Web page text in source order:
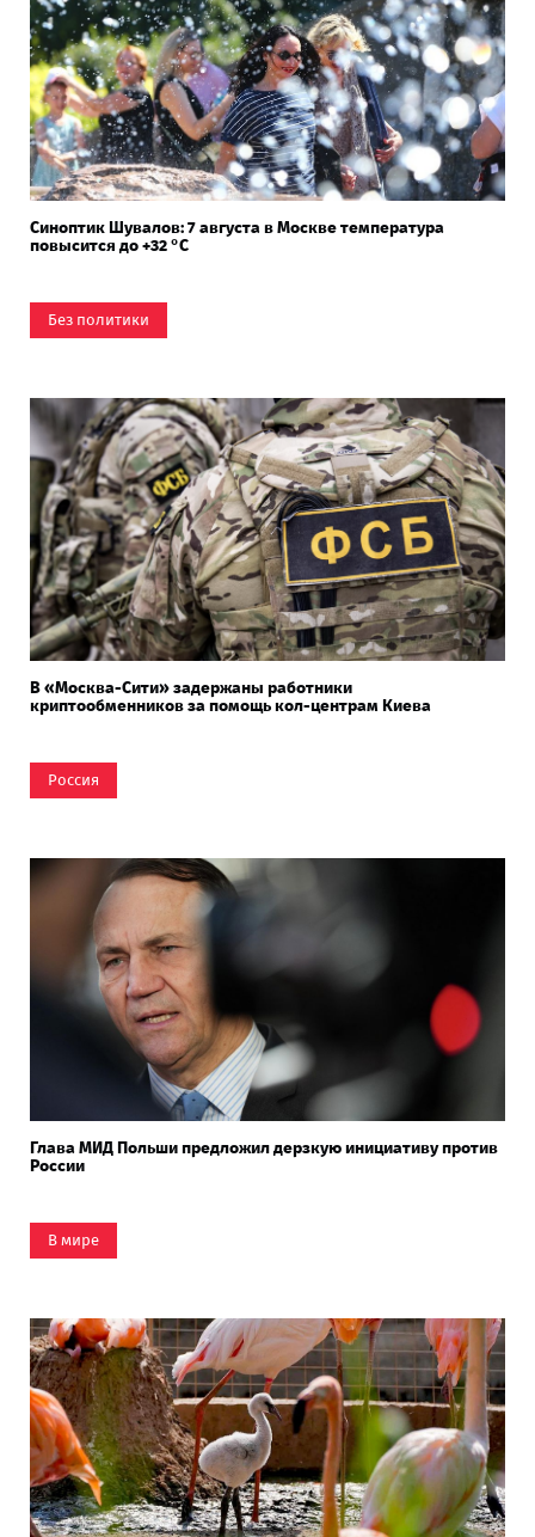
Синоптик Шувалов: 7 августа в Москве температура
повысится до +32 °C
Без политики
В «Москва-Сити» задержаны работники
криптообменников за помощь кол-центрам Киева
Россия
Глава МИД Польши предложил дерзкую инициативу против
России
В мире